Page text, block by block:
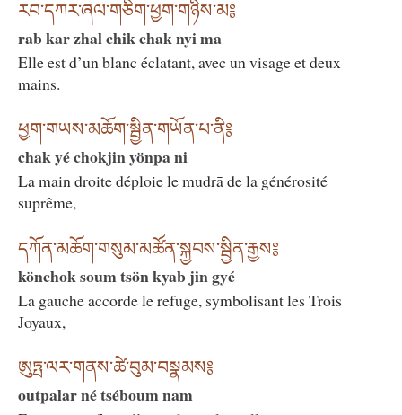
རབ་དཀར་ཞལ་གཅིག་ཕྱག་གཉིས་མ༔
rab kar zhal chik chak nyi ma
Elle est d’un blanc éclatant, avec un visage et deux
mains.
ཕྱག་གཡས་མཆོག་སྦྱིན་གཡོན་པ་ནི༔
chak yé chokjin yönpa ni
La main droite déploie le mudrā de la générosité
suprême,
དཀོན་མཆོག་གསུམ་མཚོན་སྐྱབས་སྦྱིན་རྒྱས༔
könchok soum tsön kyab jin gyé
La gauche accorde le refuge, symbolisant les Trois
Joyaux,
ཨུཏྤ་ལར་གནས་ཚེ་བུམ་བསྣམས༔
outpalar né tséboum nam